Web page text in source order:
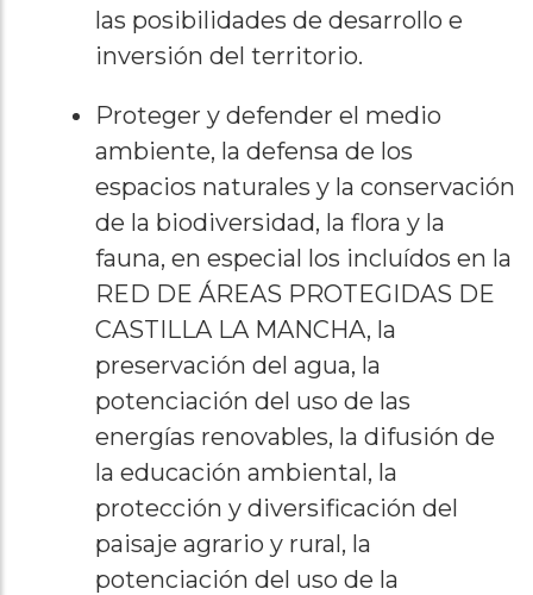
las posibilidades de desarrollo e
inversión del territorio.
Proteger y defender el medio
ambiente, la defensa de los
espacios naturales y la conservación
de la biodiversidad, la flora y la
fauna, en especial los incluídos en la
RED DE ÁREAS PROTEGIDAS DE
CASTILLA LA MANCHA, la
preservación del agua, la
potenciación del uso de las
energías renovables, la difusión de
la educación ambiental, la
protección y diversificación del
paisaje agrario y rural, la
potenciación del uso de la